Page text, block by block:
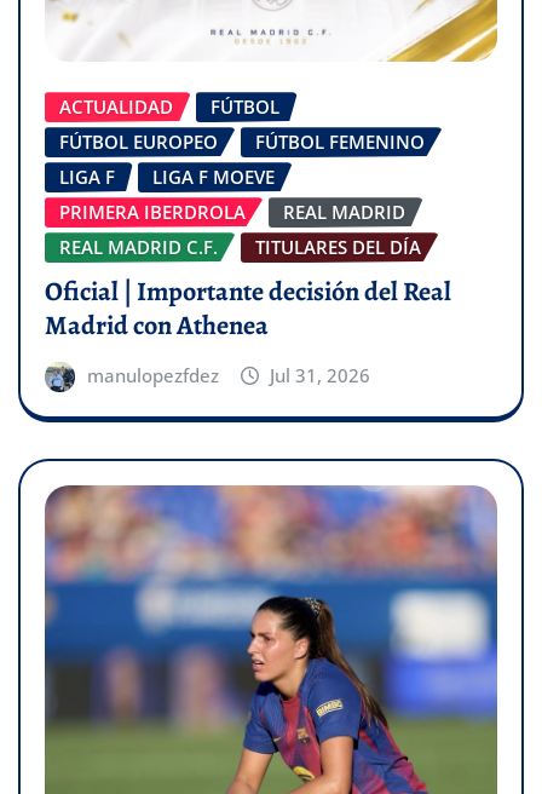
ACTUALIDAD
FÚTBOL
FÚTBOL EUROPEO
FÚTBOL FEMENINO
LIGA F
LIGA F MOEVE
PRIMERA IBERDROLA
REAL MADRID
REAL MADRID C.F.
TITULARES DEL DÍA
Oficial | Importante decisión del Real
Madrid con Athenea
manulopezfdez Jul 31, 2026